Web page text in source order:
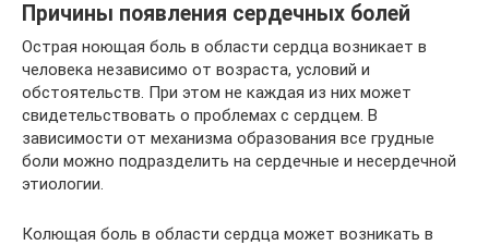
Причины появления сердечных болей
Острая ноющая боль в области сердца возникает в
человека независимо от возраста, условий и
обстоятельств. При этом не каждая из них может
свидетельствовать о проблемах с сердцем. В
зависимости от механизма образования все грудные
боли можно подразделить на сердечные и несердечной
этиологии.
Колющая боль в области сердца может возникать в